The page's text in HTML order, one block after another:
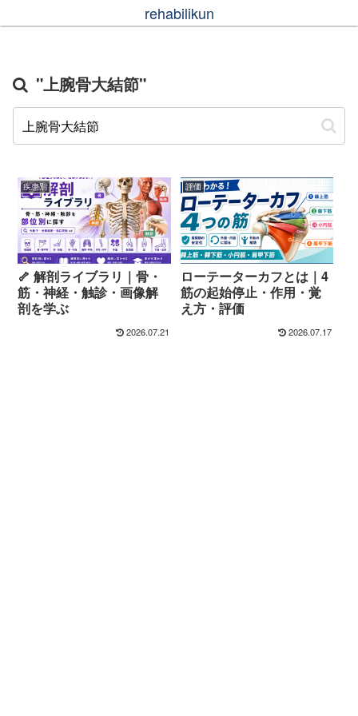
rehabilikun
"上腕骨大結節"
疾患別
🦴 解剖ライブラリ｜骨・
筋・神経・触診・画像解
剖を学ぶ
2026.07.21
評価
ローテーターカフとは｜4
筋の起始停止・作用・覚
え方・評価
2026.07.17